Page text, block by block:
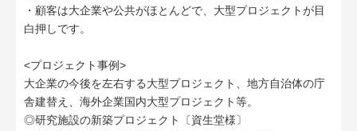
・顧客は大企業や公共がほとんどで、大型プロジェクトが目
白押しです。
<プロジェクト事例>
大企業の今後を左右する大型プロジェクト、地方自治体の庁
舎建替え、海外企業国内大型プロジェクト等。
◎研究施設の新築プロジェクト〔資生堂様〕